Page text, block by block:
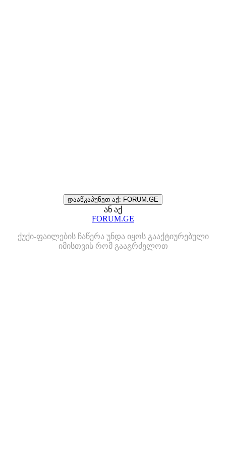
დააწკაპუნეთ აქ: FORUM.GE
ან აქ
FORUM.GE
ქუქი-ფაილების ჩაწერა უნდა იყოს გააქტიურებული
იმისთვის რომ გააგრძელოთ